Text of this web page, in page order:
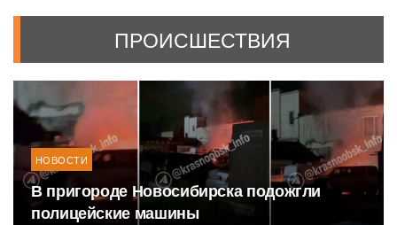
ПРОИСШЕСТВИЯ
НОВОСТИ
В пригороде Новосибирска подожгли
полицейские машины